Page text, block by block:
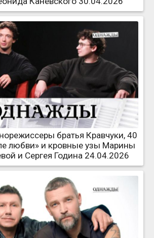
братья Кравчуки, 40
любви» и кровные узы Марины
и Сергея Година 24.04.2026